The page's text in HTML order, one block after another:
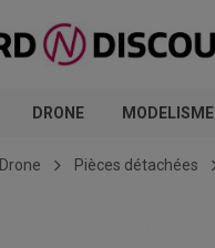
DRONE MODELISME
Drone Pièces détachées